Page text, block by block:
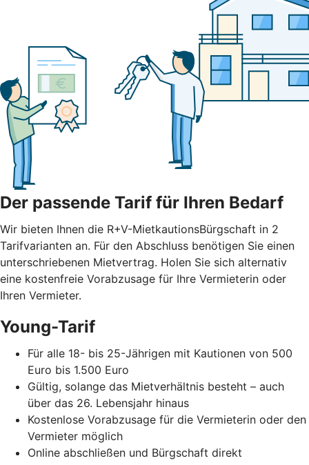
Der passende Tarif für Ihren Bedarf
Wir bieten Ihnen die R+V-MietkautionsBürgschaft in 2
Tarifvarianten an. Für den Abschluss benötigen Sie einen
unterschriebenen Mietvertrag. Holen Sie sich alternativ
eine kostenfreie Vorabzusage für Ihre Vermieterin oder
Ihren Vermieter.
Young-Tarif
Für alle 18- bis 25-Jährigen mit Kautionen von 500
Euro bis 1.500 Euro
Gültig, solange das Mietverhältnis besteht – auch
über das 26. Lebensjahr hinaus
Kostenlose Vorabzusage für die Vermieterin oder den
Vermieter möglich
Online abschließen und Bürgschaft direkt